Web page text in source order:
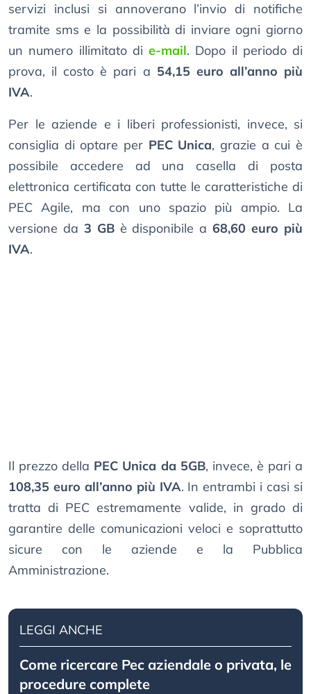
servizi inclusi si annoverano l’invio di notifiche
tramite sms e la possibilità di inviare ogni giorno
un numero illimitato di e-mail. Dopo il periodo di
prova, il costo è pari a 54,15 euro all’anno più
IVA.
Per le aziende e i liberi professionisti, invece, si
consiglia di optare per PEC Unica, grazie a cui è
possibile accedere ad una casella di posta
elettronica certificata con tutte le caratteristiche di
PEC Agile, ma con uno spazio più ampio. La
versione da 3 GBè disponibile a68,60 euro più
IVA.
Il prezzo della PEC Unica da 5GB, invece, è pari a
108,35 euro all’anno più IVA. In entrambi i casi si
tratta di PEC estremamente valide, in grado di
garantire delle comunicazioni veloci e soprattutto
sicure con le aziende e la Pubblica
Amministrazione.
LEGGI ANCHE
Come ricercare Pec aziendale o privata, le
procedure complete